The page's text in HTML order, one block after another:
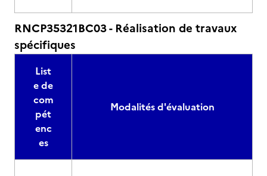
RNCP35321BC03 - Réalisation de travaux
spécifiques
List
e de
com
pét
enc
es
Modalités d'évaluation